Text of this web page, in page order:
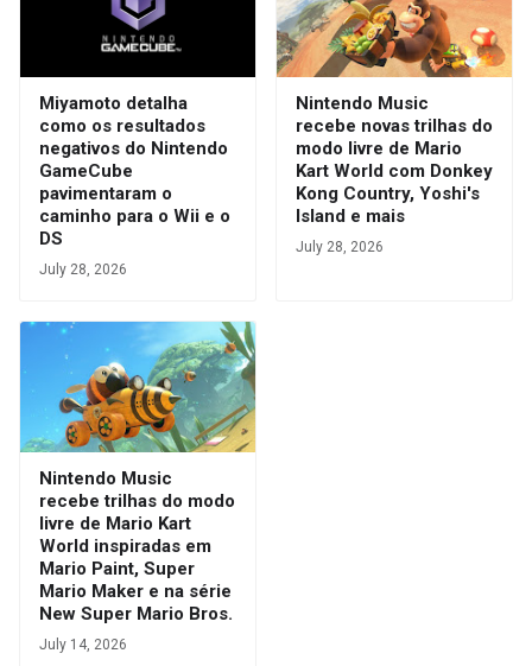
Miyamoto detalha
como os resultados
negativos do Nintendo
GameCube
pavimentaram o
caminho para o Wii e o
DS
July 28, 2026
Nintendo Music
recebe novas trilhas do
modo livre de Mario
Kart World com Donkey
Kong Country, Yoshi's
Island e mais
July 28, 2026
Nintendo Music
recebe trilhas do modo
livre de Mario Kart
World inspiradas em
Mario Paint, Super
Mario Maker e na série
New Super Mario Bros.
July 14, 2026